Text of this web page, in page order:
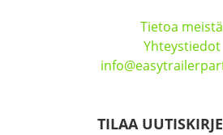
Tietoa meistä
Yhteystiedot
TILAA